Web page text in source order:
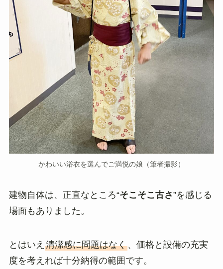
かわいい浴衣を選んでご満悦の娘（筆者撮影）
建物自体は、正直なところ“そこそこ古さ”を感じる
場面もありました。
とはいえ 清潔感に問題はなく、価格と設備の充実
度を考えれば十分納得の範囲です。